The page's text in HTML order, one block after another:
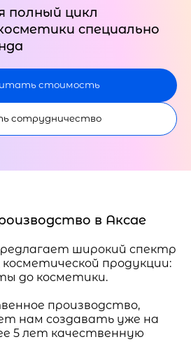
полный цикл
специально
стоимость
сотрудничество
в Аксае
широкий спектр
продукции:
до косметики.
производство,
нам создавать уже на
5 лет качественную